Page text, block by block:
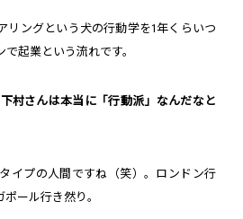
リングという犬の行動学を1年くらいつ
起業という流れです。
村さんは本当に「行動派」なんだなと
イプの人間ですね（笑）。ロンドン行
ール行き然り。